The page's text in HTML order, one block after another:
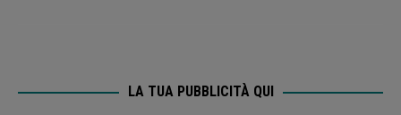
LA TUA PUBBLICITÀ QUI